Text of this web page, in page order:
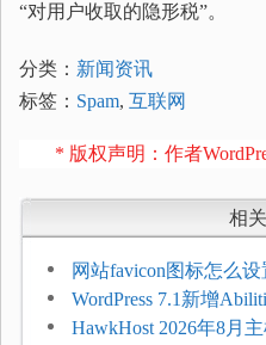
“对用户收取的隐形税”。
分类： 新闻资讯
标签： Spam, 互联网
* 版权声明：作者
相
网站favicon图标怎么
加方法
WordPress 7.1新增
持REST API、MCP与
HawkHost 2026年8月